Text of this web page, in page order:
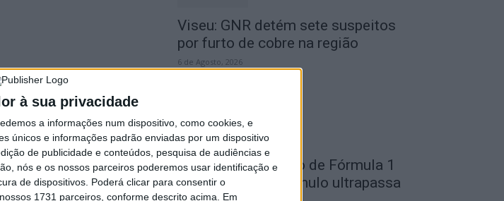
à sua privacidade
a informações num dispositivo, como cookies, e
únicos e informações padrão enviadas por um dispositivo
de publicidade e conteúdos, pesquisa de audiências e
nós e os nossos parceiros poderemos usar identificação e
de dispositivos. Poderá clicar para consentir o
1731 parceiros, conforme descrito acima. Em
Viseu: GNR detém sete suspeitos
por furto de cobre na região
6 de Agosto, 2026
Tondela: Exposição de Fórmula 1
no Museu do Caramulo ultrapassa